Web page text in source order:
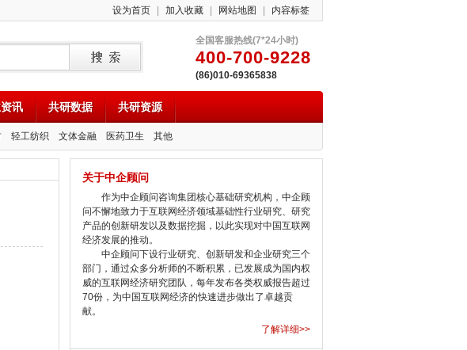
设为首页 加入收藏 网站地图 内容标签
全国客服热线(7*24小时)
400-700-9228
(86)010-69365838
讯 共研数据 共研资源
轻工纺织 文体金融 医药卫生 其他
关于中企顾问
作为中企顾问咨询集团核心基础研究机构，中企顾
问不懈地致力于互联网经济领域基础性行业研究、研究
产品的创新研发以及数据挖掘，以此实现对中国互联网
经济发展的推动。
中企顾问下设行业研究、创新研发和企业研究三个
部门，通过众多分析师的不断积累，已发展成为国内权
威的互联网经济研究团队，每年发布各类权威报告超过
70份，为中国互联网经济的快速进步做出了卓越贡
献。
了解详细>>